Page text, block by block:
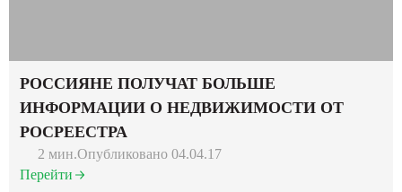
РОССИЯНЕ ПОЛУЧАТ БОЛЬШЕ
ИНФОРМАЦИИ О НЕДВИЖИМОСТИ ОТ
РОСРЕЕСТРА
2 мин.Опубликовано 04.04.17
Перейти